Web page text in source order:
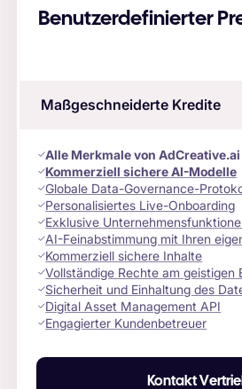
Benutzerdefinierter
Maßgeschneiderte Kredite
Alle Merkmale von AdCreative.ai
Kommerziell sichere AI-Modelle
Globale Data-Governance-
Personalisiertes Live-Onboarding
Exklusive
AI-Feinabstimmung mit Ihren
Kommerziell sichere Inhalte
Vollständige Rechte am geistigen
Sicherheit und Einhaltung des
Digital Asset Management API
Engagierter Kundenbetreuer
Kontakt